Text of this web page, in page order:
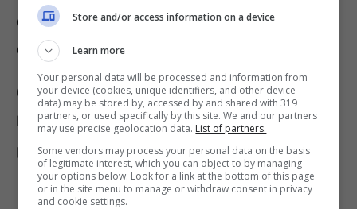
da utilizzare per eliminare i cattivi
odori
Come visto nel paragrafo precedente, il
bicarbonato di sodio è un ottimo ingrediente
per eliminare i cattivi odori ma non è il solo.
Store and/or access information on a device
Learn more
Your personal data will be processed and information from
your device (cookies, unique identifiers, and other device
data) may be stored by, accessed by and shared with 319
partners, or used specifically by this site. We and our partners
may use precise geolocation data. List of partners.
Some vendors may process your personal data on the basis
of legitimate interest, which you can object to by managing
your options below. Look for a link at the bottom of this page
or in the site menu to manage or withdraw consent in privacy
and cookie settings.